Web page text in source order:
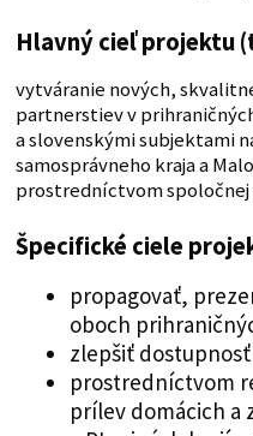
Hlavný cieľ projektu
vytváranie nových,
partnerstiev v
a slovenskými subjektami
samosprávneho kraja a
prostredníctvom
Špecifické ciele
propagovať,
oboch
zlepšiť
prostredníctvom
prílev domácich a